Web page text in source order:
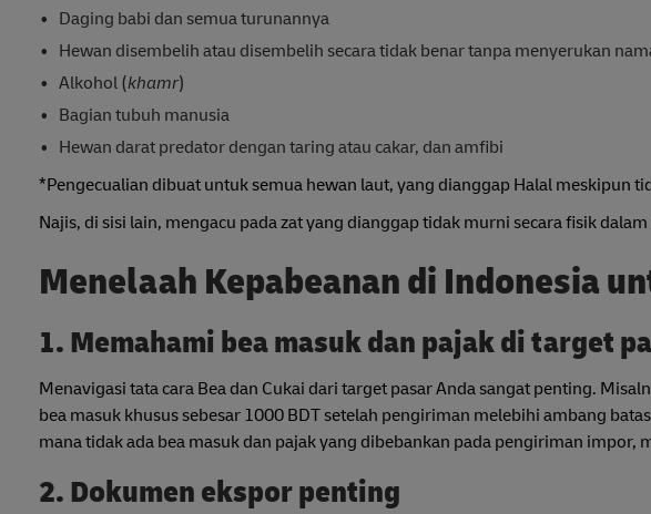
Daging babi dan semua turunannya
Hewan disembelih atau disembelih secara tidak benar tanpa menyerukan
Alkohol (khamr)
Bagian tubuh manusia
Hewan darat predator dengan taring atau cakar, dan amfibi
*Pengecualian dibuat untuk semua hewan laut, yang dianggap Halal meskipun
Najis, di sisi lain, mengacu pada zat yang dianggap tidak murni secara fisik
Menelaah Kepabeanan di Indonesia
1. Memahami bea masuk dan pajak di target
Menavigasi tata cara Bea dan Cukai dari target pasar Anda sangat penting.
bea masuk khusus sebesar 1000 BDT setelah pengiriman melebihi ambang
mana tidak ada bea masuk dan pajak yang dibebankan pada pengiriman impor,
2. Dokumen ekspor penting